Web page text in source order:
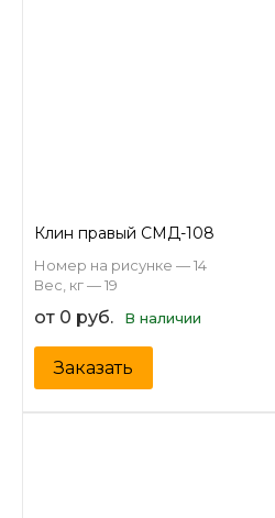
Клин правый СМД-108
Номер на рисунке — 14
Вес, кг — 19
от 0 руб. В наличии
Заказать